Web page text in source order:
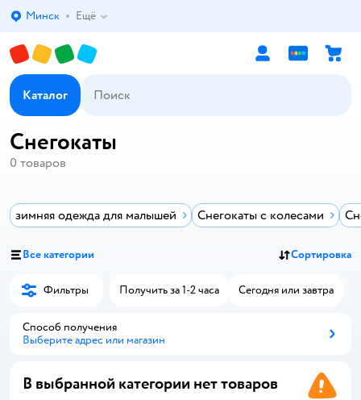
Выбор адреса доставки.
Минск Ещё
Каталог
Снегокаты
0 товаров
зимняя одежда для малышей Снегокаты с колесами
Все категории Сортировка
Фильтры Получить за 1-2 часа Сегодня или завтра
Способ получения
Выберите адрес или магазин
В выбранной категории нет товаров